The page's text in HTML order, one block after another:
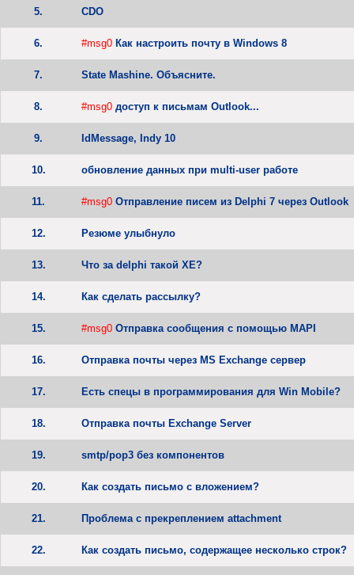
5. CDO
6. #msg0 Как настроить почту в Windows 8
7. State Mashine. Объясните.
8. #msg0 доступ к письмам Outlook...
9. IdMessage, Indy 10
10. обновление данных при multi-user работе
11. #msg0 Отправление писем из Delphi 7 через Outlook
12. Резюме улыбнуло
13. Что за delphi такой XE?
14. Как сделать рассылку?
15. #msg0 Отправка сообщения с помощью MAPI
16. Отправка почты через MS Exchange сервер
17. Есть спецы в программирования для Win Mobile?
18. Отправка почты Exchange Server
19. smtp/pop3 без компонентов
20. Как создать письмо с вложением?
21. Проблема с прекреплением attachment
22. Как создать письмо, содержащее несколько строк?